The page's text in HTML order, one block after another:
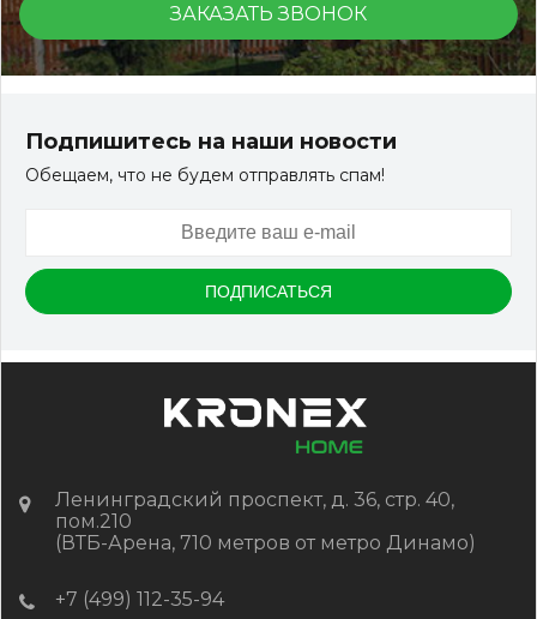
150*25*3000 мм
КУПИТЬ
ЗАКАЗАТЬ ЗВОНОК
Подпишитесь на наши новости
Обещаем, что не будем отправлять спам!
Ленинградский проспект, д. 36, стр. 40,
пом.210
(ВТБ-Арена, 710 метров от метро Динамо)
+7 (499) 112-35-94